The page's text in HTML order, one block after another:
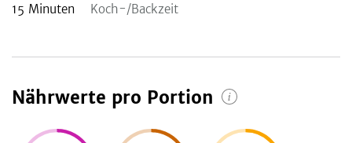
15 Minuten Koch-/Backzeit
Nährwerte pro Portion